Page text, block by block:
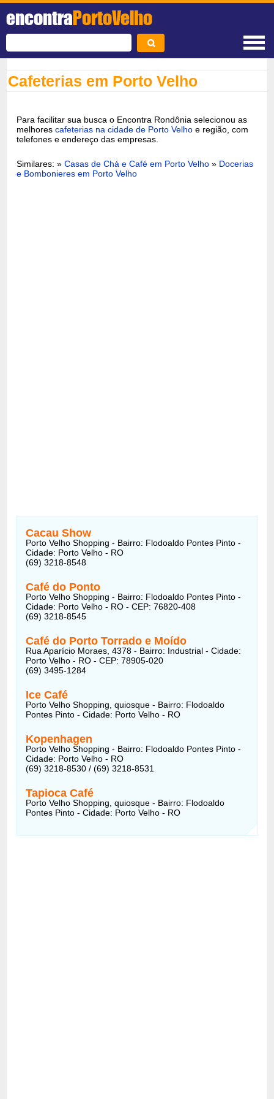
encontraPortoVelho
Cafeterias em Porto Velho
Para facilitar sua busca o Encontra Rondônia selecionou as
melhorescafeterias na cidade de Porto Velho e região, com
telefones e endereço das empresas.
Similares: »Casas de Chá e Café em Porto Velho » Docerias
e Bombonieres em Porto Velho
Cacau Show
Porto Velho Shopping - Bairro: Flodoaldo Pontes Pinto -
Cidade: Porto Velho - RO
(69) 3218-8548
Café do Ponto
Porto Velho Shopping - Bairro: Flodoaldo Pontes Pinto -
Cidade: Porto Velho - RO - CEP: 76820-408
(69) 3218-8545
Café do Porto Torrado e Moído
Rua Aparício Moraes, 4378 - Bairro: Industrial - Cidade:
Porto Velho - RO - CEP: 78905-020
(69) 3495-1284
Ice Café
Porto Velho Shopping, quiosque - Bairro: Flodoaldo
Pontes Pinto - Cidade: Porto Velho - RO
Kopenhagen
Porto Velho Shopping - Bairro: Flodoaldo Pontes Pinto -
Cidade: Porto Velho - RO
(69) 3218-8530 / (69) 3218-8531
Tapioca Café
Porto Velho Shopping, quiosque - Bairro: Flodoaldo
Pontes Pinto - Cidade: Porto Velho - RO